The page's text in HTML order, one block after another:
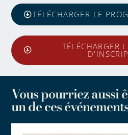
TÉLÉCHARGER LE
TÉLÉCHARGER
Vous pourriez aussi
un de ces